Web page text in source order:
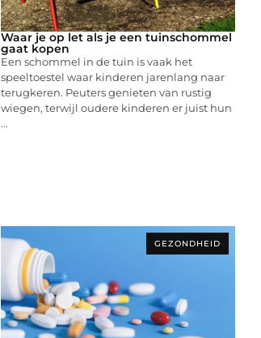
Waar je op let als je een tuinschommel
gaat kopen
Een schommel in de tuin is vaak het
speeltoestel waar kinderen jarenlang naar
terugkeren. Peuters genieten van rustig
wiegen, terwijl oudere kinderen er juist hun
...
GEZONDHEID